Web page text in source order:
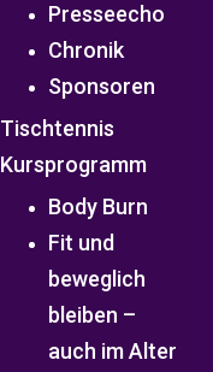
Presseecho
Chronik
Sponsoren
Tischtennis
Kursprogramm
Body Burn
Fit und
beweglich
bleiben –
auch im Alter